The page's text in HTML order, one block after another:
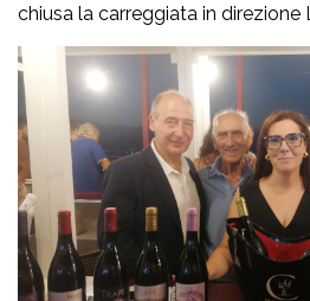
chiusa la carreggiata in direzione
Marcellinara (CZ). Il sinistro, le
accertamento, ha coinvolto un
veicolo leggero provocando il
persone. Il traffico […]